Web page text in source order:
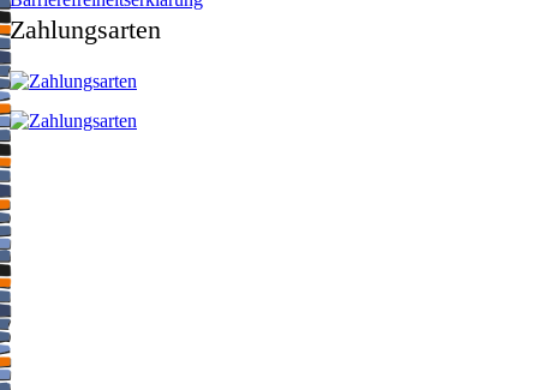
Zahlungsarten